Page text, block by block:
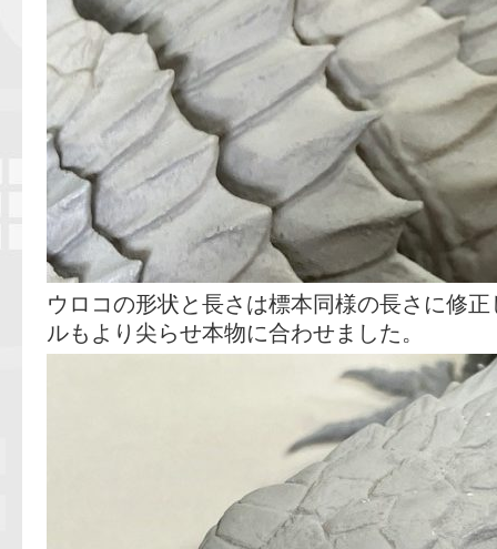
ウロコの形状と長さは標本同様の長さに修
ルもより尖らせ本物に合わせました。